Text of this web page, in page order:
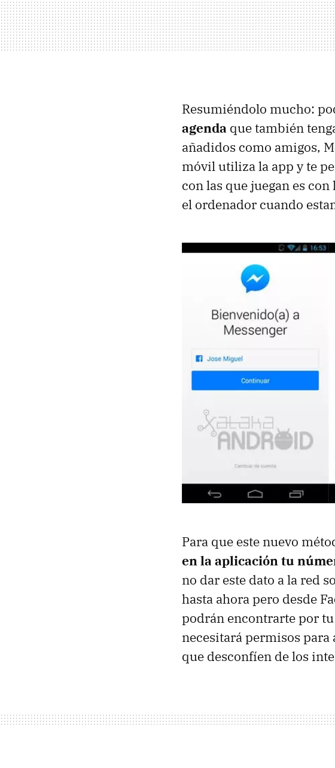
Resumiéndolo mucho:
agenda que también
añadidos como amigos,
móvil utiliza la app y te
con las que juegan es
el ordenador cuando
Para que este nuevo
en la aplicación tu
no dar este dato a la red
hasta ahora pero desde
podrán encontrarte por
necesitará permisos para
que desconfíen de los